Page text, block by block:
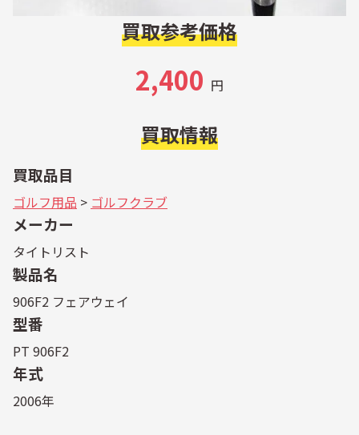
買取参考価格
2,400 円
買取情報
買取品目
ゴルフ用品 > ゴルフクラブ
メーカー
タイトリスト
製品名
906F2 フェアウェイ
型番
PT 906F2
年式
2006年